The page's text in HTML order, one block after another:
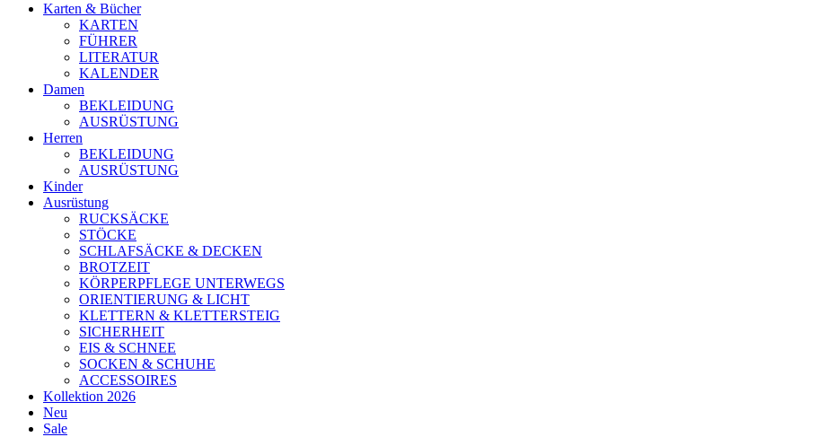
Karten & Bücher
KARTEN
FÜHRER
LITERATUR
KALENDER
Damen
BEKLEIDUNG
AUSRÜSTUNG
Herren
BEKLEIDUNG
AUSRÜSTUNG
Kinder
Ausrüstung
RUCKSÄCKE
STÖCKE
SCHLAFSÄCKE & DECKEN
BROTZEIT
KÖRPERPFLEGE UNTERWEGS
ORIENTIERUNG & LICHT
KLETTERN & KLETTERSTEIG
SICHERHEIT
EIS & SCHNEE
SOCKEN & SCHUHE
ACCESSOIRES
Kollektion 2026
Neu
Sale